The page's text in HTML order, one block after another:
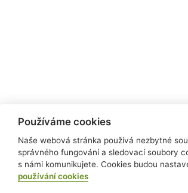
Ústav fyziky, FAST, VUT ©
Používáme cookies
Naše webová stránka používá nezbytné
správného fungování a sledovací soubory
s námi komunikujete. Cookies budou
používání cookies